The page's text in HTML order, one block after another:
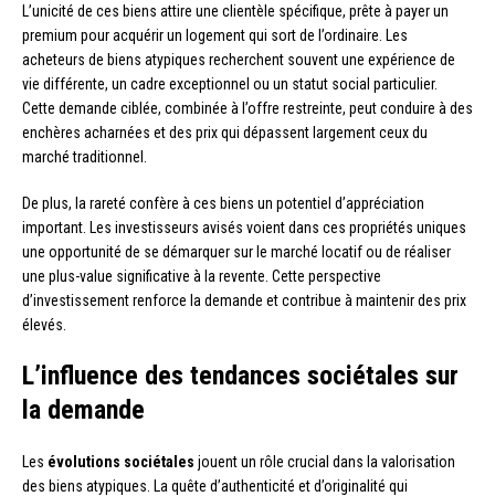
L’unicité de ces biens attire une clientèle spécifique, prête à payer un
premium pour acquérir un logement qui sort de l’ordinaire. Les
acheteurs de biens atypiques recherchent souvent une expérience de
vie différente, un cadre exceptionnel ou un statut social particulier.
Cette demande ciblée, combinée à l’offre restreinte, peut conduire à des
enchères acharnées et des prix qui dépassent largement ceux du
marché traditionnel.
De plus, la rareté confère à ces biens un potentiel d’appréciation
important. Les investisseurs avisés voient dans ces propriétés uniques
une opportunité de se démarquer sur le marché locatif ou de réaliser
une plus-value significative à la revente. Cette perspective
d’investissement renforce la demande et contribue à maintenir des prix
élevés.
L’influence des tendances sociétales sur
la demande
Les évolutions sociétales jouent un rôle crucial dans la valorisation
des biens atypiques. La quête d’authenticité et d’originalité qui